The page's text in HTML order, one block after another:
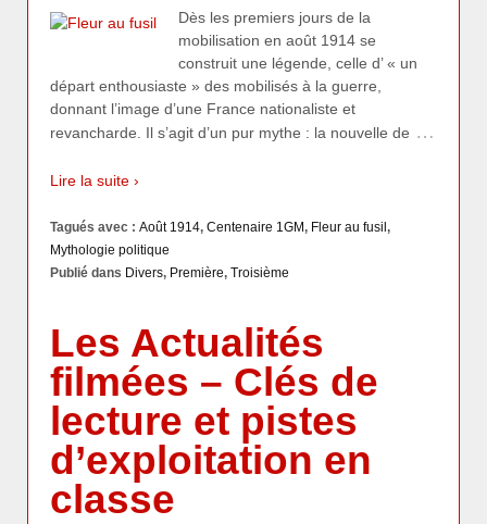
Dès les premiers jours de la
mobilisation en août 1914 se
construit une légende, celle d’ « un
départ enthousiaste » des mobilisés à la guerre,
donnant l’image d’une France nationaliste et
revancharde. Il s’agit d’un pur mythe : la nouvelle de …
Lire la suite ›
Tagués avec : Août 1914, Centenaire 1GM, Fleur au fusil ,
Mythologie politique
Publié dans Divers, Première, Troisième
Les Actualités
filmées – Clés de
lecture et pistes
d’exploitation en
classe